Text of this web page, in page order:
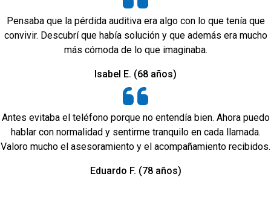
Pensaba que la pérdida auditiva era algo con lo que tenía que
convivir. Descubrí que había solución y que además era mucho
más cómoda de lo que imaginaba.
Isabel E. (68 años)
Antes evitaba el teléfono porque no entendía bien. Ahora puedo
hablar con normalidad y sentirme tranquilo en cada llamada.
Valoro mucho el asesoramiento y el acompañamiento recibidos.
Eduardo F. (78 años)